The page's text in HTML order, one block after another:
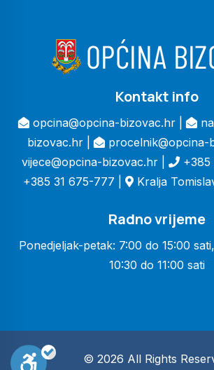
Kontakt info
opcina@opcina-bizovac.hr |
bizovac.hr |
procelnik@opcina-
vijece@opcina-bizovac.hr |
+385
+385 31 675-777 |
Kralja
Radno vrijeme
Ponedjeljak-petak: 7:00 do 15:00
10:30 do 11:00 sati
© 2026 All Rights